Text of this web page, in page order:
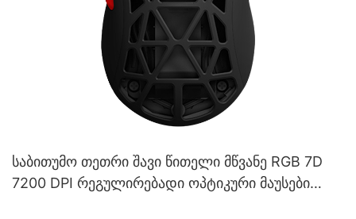
საბითუმო თეთრი შავი წითელი მწვანე RGB 7D
7200 DPI რეგულირებადი ოპტიკური მაუსები